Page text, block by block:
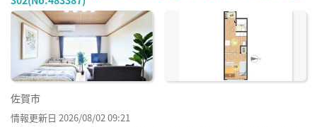
に入
佐賀市
情報更新日 2026/08/02 09:21